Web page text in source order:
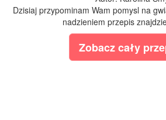
Dzisiaj przypominam Wam pomysl na
nadzieniem przepis
Zobacz cały